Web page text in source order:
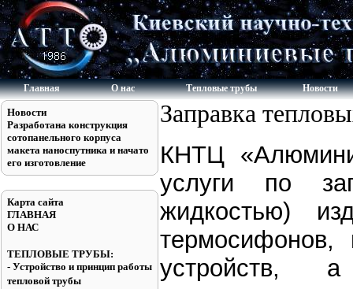
Главная О нас Тепловые трубы Новости
Новости
Разработана конструкция
сотопанельного корпуса
макета наноспутника и начато
его изготовление
Карта сайта
ГЛАВНАЯ
О НАС
ТЕПЛОВЫЕ ТРУБЫ:
- Устройство и принцип работы
тепловой трубы
Заправка
КНТЦ
услуги по
жидкостью)
устройств,